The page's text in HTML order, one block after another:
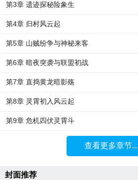
第3章 遗迹探秘险象生
第4章 归村风云起
第5章 山贼纷争与神秘来客
第6章 暗夜突袭与联盟初战
第7章 直捣黄龙暗影殇
第8章 灵霄初入风云起
第9章 危机四伏灵霄斗
查看更多章节...
封面推荐